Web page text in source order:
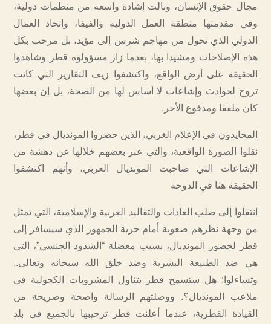
مجال حقوق الإنسان، ونالت إشادة واسعة من منظمات دولية،
وفي مقدمتها منطقة العمل الدولية والفيفا، واتحاد العمال
الدولي الذي تحول من مهاجم شرس إلى مؤيد، بل مرحب بكل
هذه الإصلاحات ومشيدا بها، بعدما زار مسؤولوه قطر وشاهدوا
الحقيقة على أرض الواقع، واكتشفوا زيف التقارير التي كانت
تروج لحوادث وإشاعات لا أساس لها من الصحة، بل إن بعضها
كان ملفقا ومدفوع الأجر.
المحايدون في الإعلام الغربي، الذين حضروا المونديال في قطر،
نقلوا الصورة الواقعية، والتي عبر بعضهم خلالها عن دهشة من
الإشاعات التي صاحبت المونديال العربي، وأنهم اكتشفوا
الحقيقة هنا في الدوحة
انتقلوا إلى صلب العادات والتقاليد العربية والإسلامية، التي تمثل
من وجهة نظرهم صعوبة أمام حرية الجمهور الذي سيسافر إلى
قطر لحضور المونديال، بسبب معضلة “الشذوذ الجنسي”، التي
هي ضد الطبيعة البشرية وضد خلق الله سبحانه وتعالى..
وتساءلوا: هل ستسمح قطر بتناول المشروبات الكحولية في
ملاعب المونديال؟. ووصلتهم الرسالة واضحة وصريحة من
القيادة القطرية، عندما أعلنت قطر ترحيبها بالجميع في بلد